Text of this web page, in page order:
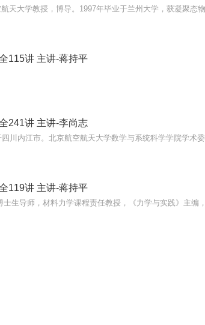
115讲 主讲-蒋持平
241讲 主讲-李尚志
119讲 主讲-蒋持平